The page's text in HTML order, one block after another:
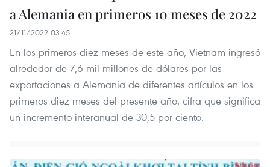
a Alemania en primeros 10 meses de 2022
21/11/2022 03:45
En los primeros diez meses de este año, Vietnam ingresó
alrededor de 7,6 mil millones de dólares por las
exportaciones a Alemania de diferentes artículos en los
primeros diez meses del presente año, cifra que significa
un incremento interanual de 30,5 por ciento.